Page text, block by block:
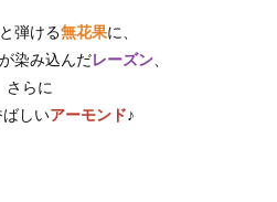
弾ける無花果に、
染み込んだレーズン
さらに
しいアーモンド♪